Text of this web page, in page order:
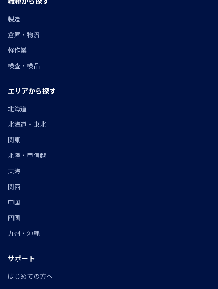
製造
倉庫・物流
軽作業
検査・検品
エリアから探す
北海道
北海道・東北
関東
北陸・甲信越
東海
関西
中国
四国
九州・沖縄
サポート
はじめての方へ